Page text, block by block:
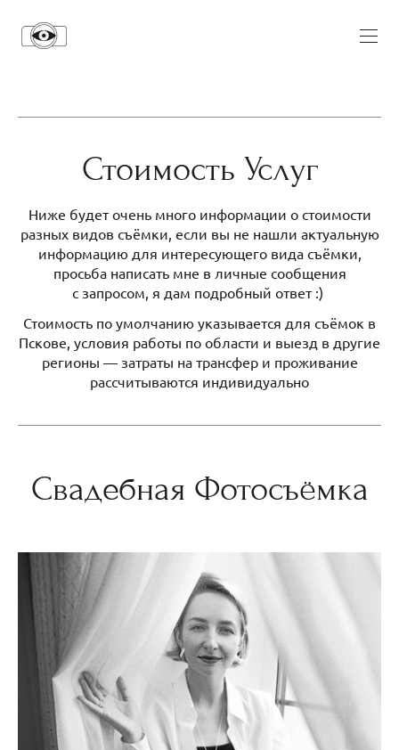
Стоимость Услуг
Ниже будет очень много информации о стоимости
разных видов съёмки, если вы не нашли актуальную
информацию для интересующего вида съёмки,
просьба написать мне в личные сообщения
с запросом, я дам подробный ответ :)
Стоимость по умолчанию указывается для съёмок в
Пскове, условия работы по области и выезд в другие
регионы — затраты на трансфер и проживание
рассчитываются индивидуально
Свадебная Фотосъёмка